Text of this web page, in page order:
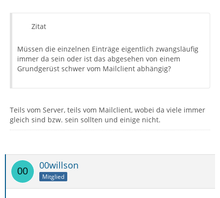
Zitat
Müssen die einzelnen Einträge eigentlich zwangsläufig
immer da sein oder ist das abgesehen von einem
Grundgerüst schwer vom Mailclient abhängig?
Teils vom Server, teils vom Mailclient, wobei da viele immer
gleich sind bzw. sein sollten und einige nicht.
00willson
Mitglied